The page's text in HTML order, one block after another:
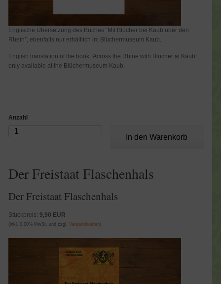
Englische Übersetzung des Buches “Mit Blücher bei Kaub über den
Rhein”, ebenfalls nur erhältlich im Blüchermuseum Kaub.
English translation of the book “Across the Rhine with Blücher at Kaub”,
only available at the Blüchermuseum Kaub.
Anzahl
Der Freistaat Flaschenhals
Der Freistaat Flaschenhals
Stückpreis: 9,90 EUR
(inkl. 0,00% MwSt. und zzgl.Versandkosten)